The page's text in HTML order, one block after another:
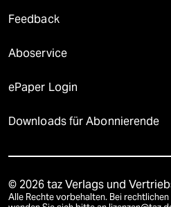
Feedback
Aboservice
ePaper Login
Downloads für Abonnierende
© 2026 taz Verlags und
Alle Rechte vorbehalten. Bei